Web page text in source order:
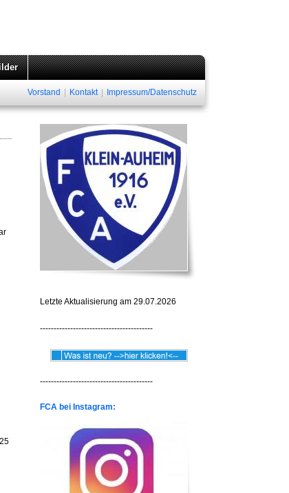
Vorstand Kontakt Impressum/Datenschutz
Letzte Aktualisierung am 29.07.2026
-----------------------------------------
-----------------------------------------
FCA bei Instagram: